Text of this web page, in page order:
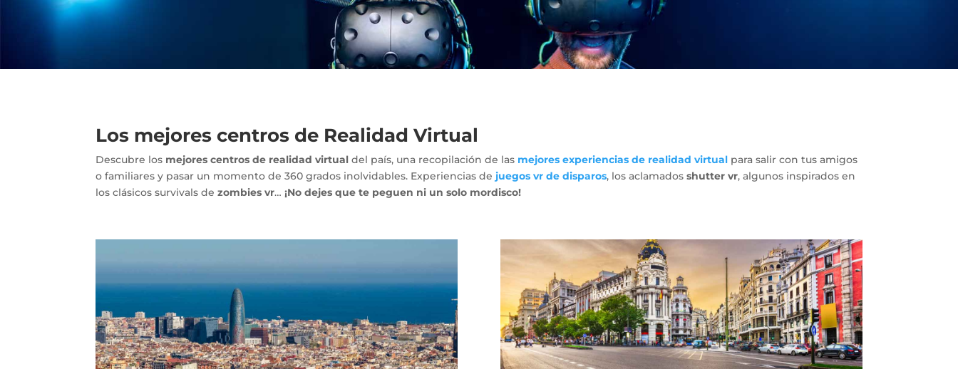
Los mejores centros de Realidad Virtual
Descubre los mejores centros de realidad virtual del país, una recopilación de las mejores experiencias de realidad virtual para salir con tus amigos
o familiares y pasar un momento de 360 grados inolvidables. Experiencias de juegos vr de disparos, los aclamadosshutter vr, algunos inspirados en
los clásicos survivals dezombies vr…¡No dejes que te peguen ni un solo mordisco!